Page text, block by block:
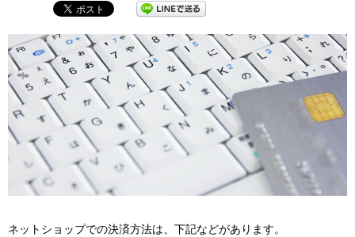
ネットショップでの決済方法は、下記などがあります。